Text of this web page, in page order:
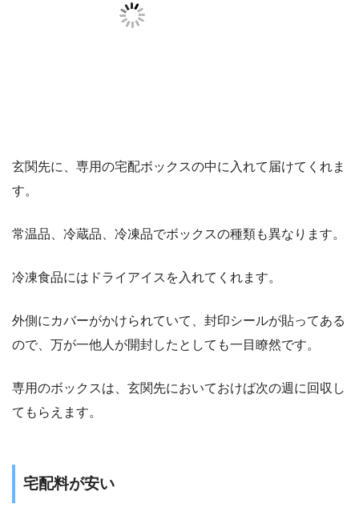
玄関先に、専用の宅配ボックスの中に入れて届けてくれま
す。
常温品、冷蔵品、冷凍品でボックスの種類も異なります。
冷凍食品にはドライアイスを入れてくれます。
外側にカバーがかけられていて、 封印シールが貼ってある
ので、万が一他人が開封したとしても一目瞭然です。
専用のボックスは、玄関先においておけば次の週に回収し
てもらえます。
宅配料が安い